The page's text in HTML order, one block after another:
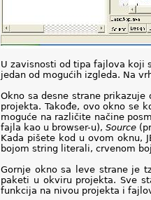
U zavisnosti od tipa fajlova koji
jedan od mogućih izgleda. Na
Okno sa desne strane
projekta. Takođe, ovo okno se
moguće na različite načine
fajla kao u browser-u), Source
Kada pišete kod u ovom oknu,
bojom string literali, crvenom
Gornje okno sa leve strane je
paketi u okviru projekta. Sve
funkcija na nivou projekta i